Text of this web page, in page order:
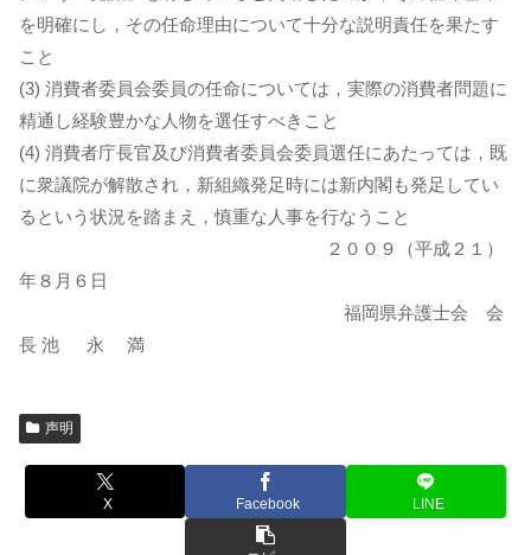
を明確にし，その任命理由について十分な説明責任を果たす
こと
(3) 消費者委員会委員の任命については，実際の消費者問題に
精通し経験豊かな人物を選任すべきこと
(4) 消費者庁長官及び消費者委員会委員選任にあたっては，既
に衆議院が解散され，新組織発足時には新内閣も発足してい
るという状況を踏まえ，慎重な人事を行なうこと
２００９（平成２１）
年８月６日
福岡県弁護士会 会
長 池 永 満
声明
X Facebook LINE